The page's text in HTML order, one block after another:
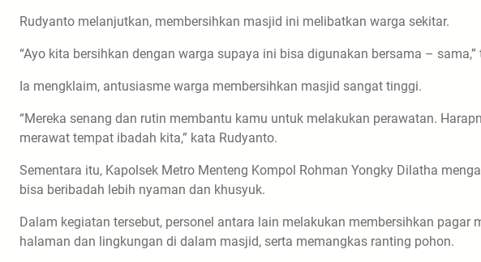
Rudyanto melanjutkan, membersihkan masjid ini melibatkan warga sekitar.
“Ayo kita bersihkan dengan warga supaya ini bisa digunakan bersama – sama,”
Ia mengklaim, antusiasme warga membersihkan masjid sangat tinggi.
“Mereka senang dan rutin membantu kamu untuk melakukan perawatan.
merawat tempat ibadah kita,” kata Rudyanto.
Sementara itu, Kapolsek Metro Menteng Kompol Rohman Yongky Dilatha
bisa beribadah lebih nyaman dan khusyuk.
Dalam kegiatan tersebut, personel antara lain melakukan membersihkan pagar
halaman dan lingkungan di dalam masjid, serta memangkas ranting pohon.